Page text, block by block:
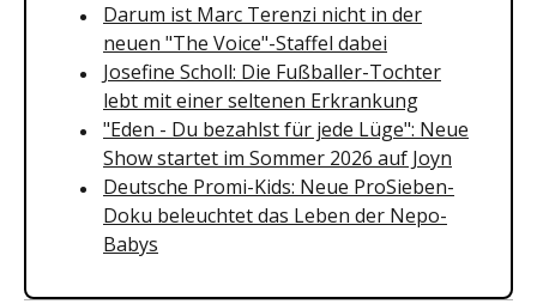
Darum ist Marc Terenzi nicht in der
neuen "The Voice"-Staffel dabei
Josefine Scholl: Die Fußballer-Tochter
lebt mit einer seltenen Erkrankung
"Eden - Du bezahlst für jede Lüge": Neue
Show startet im Sommer 2026 auf Joyn
Deutsche Promi-Kids: Neue ProSieben-
Doku beleuchtet das Leben der Nepo-
Babys